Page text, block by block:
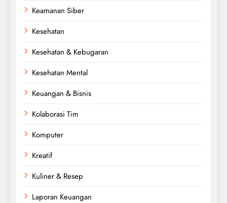
Keamanan Siber
Kesehatan
Kesehatan & Kebugaran
Kesehatan Mental
Keuangan & Bisnis
Kolaborasi Tim
Komputer
Kreatif
Kuliner & Resep
Laporan Keuangan